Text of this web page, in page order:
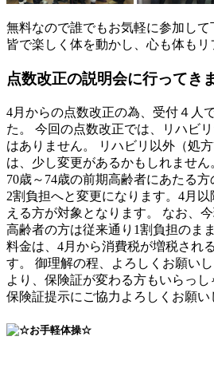
無料なので誰でもお気軽に参加して
皆で楽しく体を動かし、心も体もリ
点数改正の説明会に行ってき
4月からの点数改正の為、受付４人
た。 今回の点数改正では、リハビ
はありません。 リハビリ以外（処
は、少し変更があるかもしれません
70歳～74歳の前期高齢者にあたる
2割負担へと変更になります。4月
える方が対象となります。 なお、
高齢者の方は従来通り1割負担のま
料金は、4月から消費税が増税され
す。 御理解の程、よろしくお願い
より、保険証が変わる方もいらっ
保険証提示にご協力よろしくお願い